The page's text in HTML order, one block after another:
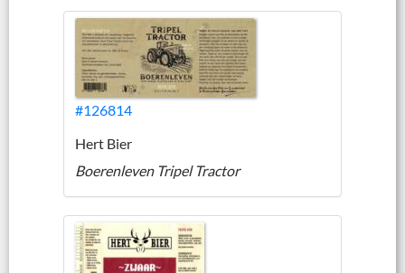
#126814
Hert Bier
Boerenleven Tripel Tractor